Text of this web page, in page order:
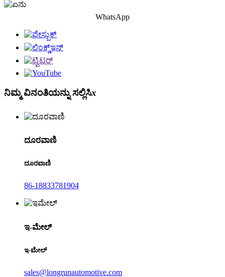
WhatsApp
ನಿಮ್ಮ ವಿನಂತಿಯನ್ನು ಸಲ್ಲಿಸಿx
ದೂರವಾಣಿ
ದೂರವಾಣಿ
86-18833781904
ಇ-ಮೇಲ್
ಇ-ಮೇಲ್
sales@longrunautomotive.com